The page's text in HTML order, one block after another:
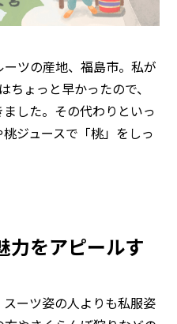
ツの産地、福島市。私が
ちょっと早かったので、
した。その代わりといっ
ジュースで「桃」をしっ
力をアピールす
ーツ姿の人よりも私服姿